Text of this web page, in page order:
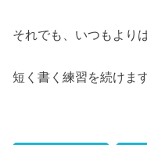
それでも、いつもより
短く書く練習を続けま